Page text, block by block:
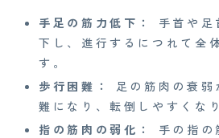
手足の筋力低下：
手首や足
下し、進行するにつれて全
す。
歩行困難：
足の筋肉の衰弱
難になり、転倒しやすくな
指の筋肉の弱化：
手の指の